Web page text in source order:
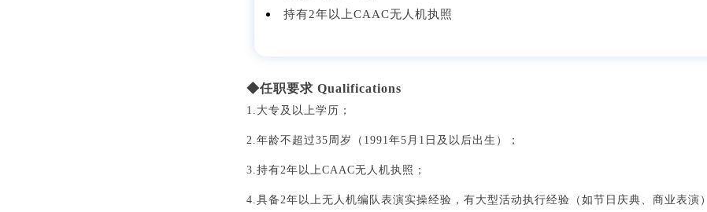
持有2年以上CAAC无人机执照
◆任职要求 Qualifications
1.大专及以上学历；
2.年龄不超过35周岁（ 1991年5 月 1 日及以后出 生）；
3.持有2年以上CAAC无人机执照；
4.具备2年以上无人机编队表演实操经验，有大型活动执行经验（如节日庆典、商业表演）